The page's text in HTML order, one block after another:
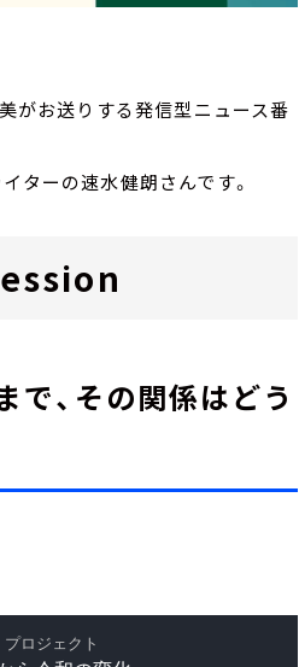
がお送りする発信型ニュース番
ターの速水健朗さんです。
で、その関係はどう